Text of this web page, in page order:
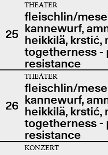
25
THEATER
fleischlin/
kannewurf,
heikkilä, krstić,
togetherness -
resistance
26
THEATER
fleischlin/
kannewurf,
heikkilä, krstić,
togetherness -
resistance
KONZERT